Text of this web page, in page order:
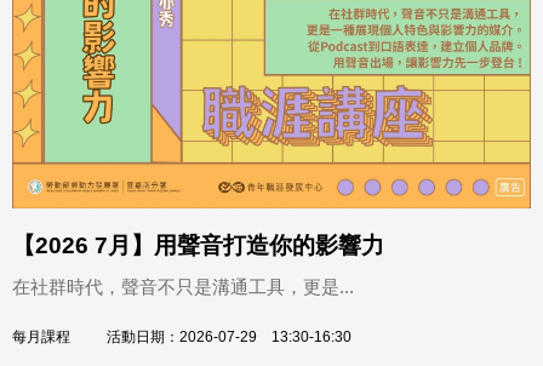
【2026 7月】用聲音打造你的影響力
在社群時代，聲音不只是溝通工具，更是...
每月課程 活動日期：2026-07-29 13:30-16:30